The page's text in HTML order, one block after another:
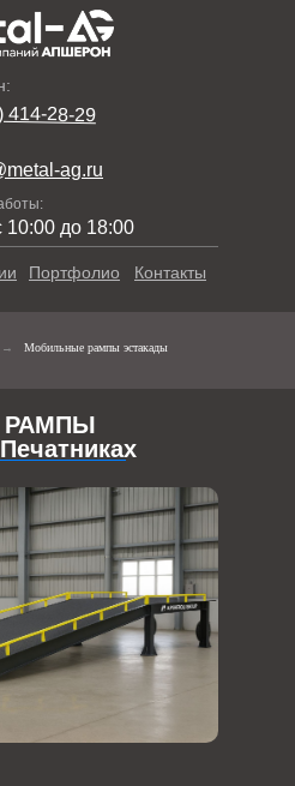
414-28-29
ag.ru
10:00 до 18:00
Контакты
Портфолио
→ Мобильные рампы эстакады